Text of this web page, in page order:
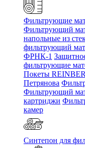
Фильтрующие
Фильтрующий
напольные из
фильтрующий
ФРНК-1
фильтрующие
Покеты
Петрянова
Фильтрующий
картриджи
камер
Синтепон для